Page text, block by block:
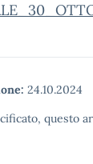
24.10.2024
questo